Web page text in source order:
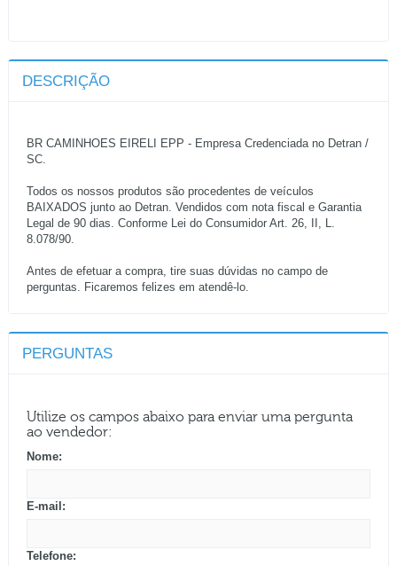
DESCRIÇÃO
BR CAMINHOES EIRELI EPP - Empresa Credenciada no Detran /
SC.
Todos os nossos produtos são procedentes de veículos
BAIXADOS junto ao Detran. Vendidos com nota fiscal e Garantia
Legal de 90 dias. Conforme Lei do Consumidor Art. 26, II, L.
8.078/90.
Antes de efetuar a compra, tire suas dúvidas no campo de
perguntas. Ficaremos felizes em atendê-lo.
PERGUNTAS
Utilize os campos abaixo para enviar uma pergunta
ao vendedor:
Nome:
E-mail:
Telefone: